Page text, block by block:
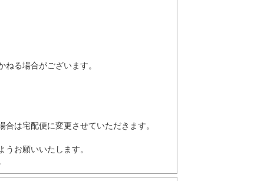
る場合がございます。
は宅配便に変更させていただきます。
お願いいたします。